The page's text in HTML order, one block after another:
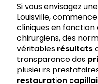
Si vous envisagez une
Louisville,
cliniques en fonction
chirurgiens, des
véritables résultats
transparence des
plusieurs
restauration